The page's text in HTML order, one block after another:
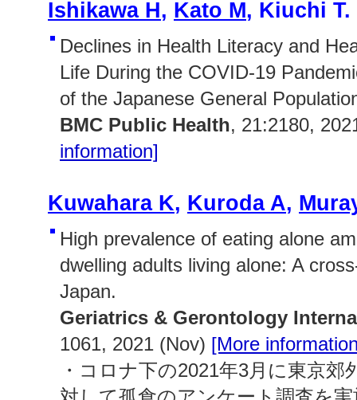
Ishikawa H, Kato M, Kiuchi T.
Declines in Health Literacy and
Life During the COVID-19
of the Japanese General
BMC Public Health, 21:2180,
information]
Kuwahara K, Kuroda A,
High prevalence of eating alone
dwelling adults living alone: A
Japan.
Geriatrics & Gerontology
1061, 2021 (Nov) [More
・コロナ下の2021年3月に東京郊